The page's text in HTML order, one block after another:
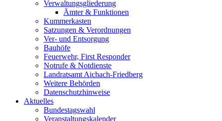
Verwaltungsgliederung
Ämter & Funktionen
Kummerkasten
Satzungen & Verordnungen
Ver- und Entsorgung
Bauhöfe
Feuerwehr, First Responder
Notrufe & Notdienste
Landratsamt Aichach-Friedberg
Weitere Behörden
Datenschutzhinweise
Aktuelles
Bundestagswahl
Veranstaltungskalender